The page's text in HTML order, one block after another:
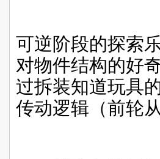
可逆阶段的探索
对物件结构的好
过拆装知道玩具
传动逻辑（前轮